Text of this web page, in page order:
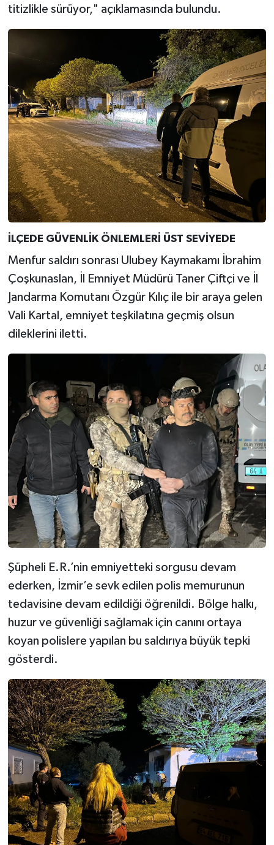
titizlikle sürüyor," açıklamasında bulundu.
İLÇEDE GÜVENLİK ÖNLEMLERİ ÜST SEVİYEDE
Menfur saldırı sonrası Ulubey Kaymakamı İbrahim
Çoşkunaslan, İl Emniyet Müdürü Taner Çiftçi ve İl
Jandarma Komutanı Özgür Kılıç ile bir araya gelen
Vali Kartal, emniyet teşkilatına geçmiş olsun
dileklerini iletti.
Şüpheli E.R.’nin emniyetteki sorgusu devam
ederken, İzmir’e sevk edilen polis memurunun
tedavisine devam edildiği öğrenildi. Bölge halkı,
huzur ve güvenliği sağlamak için canını ortaya
koyan polislere yapılan bu saldırıya büyük tepki
gösterdi.